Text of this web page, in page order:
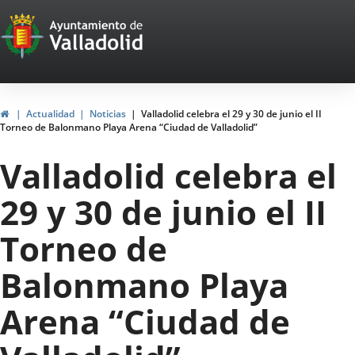
Portal
Web
del
Ayuntamiento
de
Valladolid
InicioActualidad Noticias
Valladolid celebra el 29 y 30 de junio el II
Torneo de Balonmano Playa Arena “Ciudad de Valladolid”
Valladolid celebra el
29 y 30 de junio el II
Torneo de
Balonmano Playa
Arena “Ciudad de